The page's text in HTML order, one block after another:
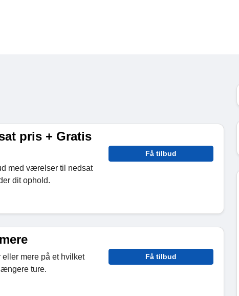
pris + Gratis
med værelser til nedsat
dit ophold.
Få tilbud
mere på et hvilket
ture.
Få tilbud